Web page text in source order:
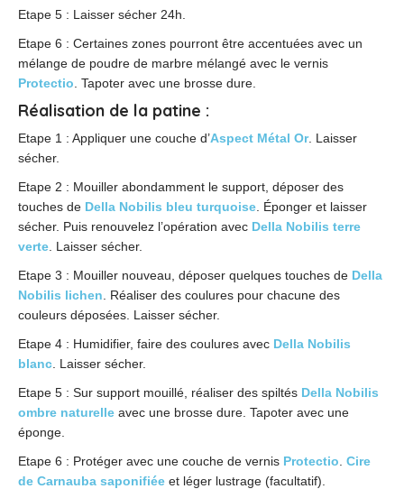
Etape 5 : Laisser sécher 24h.
Etape 6 : Certaines zones pourront être accentuées avec un
mélange de poudre de marbre mélangé avec le vernis
Protectio . Tapoter avec une brosse dure.
Réalisation de la patine :
Etape 1 : Appliquer une couche d’Aspect Métal Or. Laisser
sécher.
Etape 2 : Mouiller abondamment le support, déposer des
touches de Della Nobilis bleu turquoise . Éponger et laisser
sécher. Puis renouvelez l’opération avec Della Nobilis terre
verte . Laisser sécher.
Etape 3 : Mouiller nouveau, déposer quelques touches de Della
Nobilis lichen . Réaliser des coulures pour chacune des
couleurs déposées. Laisser sécher.
Etape 4 : Humidifier, faire des coulures avec Della Nobilis
blanc . Laisser sécher.
Etape 5 : Sur support mouillé, réaliser des spiltés Della Nobilis
ombre naturelle avec une brosse dure. Tapoter avec une
éponge.
Etape 6 : Protéger avec une couche de vernis Protectio Cire
de Carnauba saponifiée et léger lustrage (facultatif).